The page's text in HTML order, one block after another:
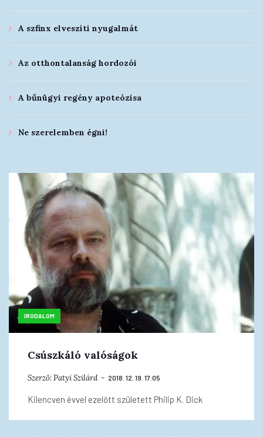
A szfinx elveszíti nyugalmát
Az otthontalanság hordozói
A bűnügyi regény apoteózisa
Ne szerelemben égni!
IRODALOM
Csúszkáló valóságok
Szerző:Patyi Szilárd 2018. 12. 19. 17:05
Kilencven évvel ezelőtt született Philip K. Dick